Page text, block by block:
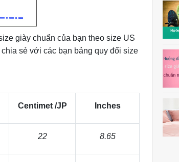
giày chuẩn của bạn theo size US
sẻ với các bạn bảng quy đổi size
Centimet /JP Inches
22 8.65